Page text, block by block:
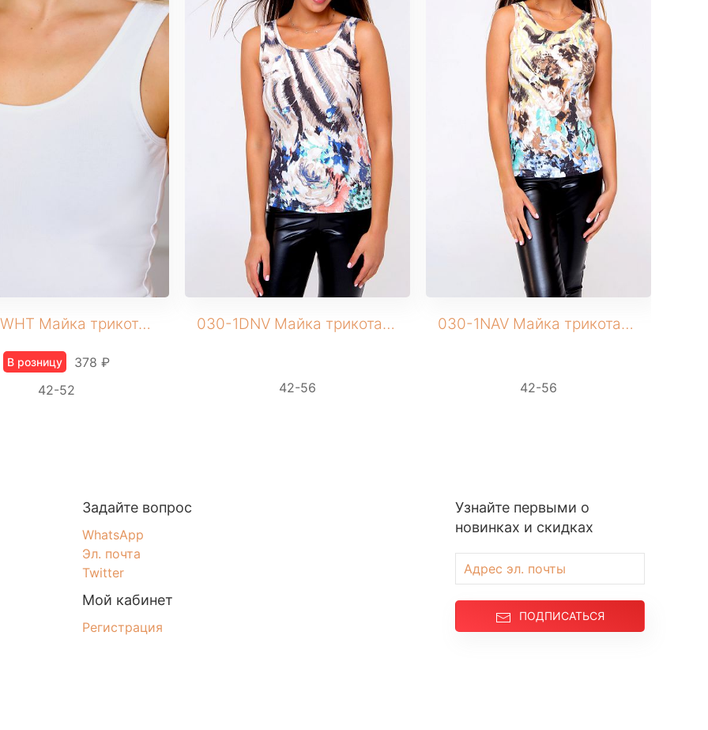
030-2WHT Майка трикотажная
В розницу
378 ₽
42-52
030-1DNV Майка трикотажная
42-56
030-1NAV Майка трикотажная
42-56
Узнайте первыми о
новинках и скидках
ПОДПИСАТЬСЯ
Задайте вопрос
WhatsApp
Эл. почта
Twitter
Мой кабинет
Регистрация